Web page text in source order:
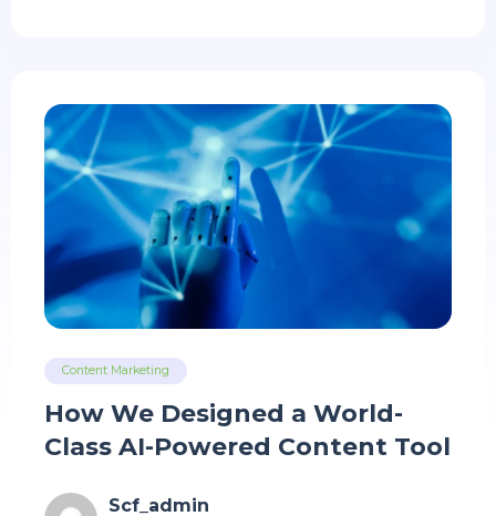
Content Marketing
How We Designed a World-
Class AI-Powered Content Tool
Scf_admin